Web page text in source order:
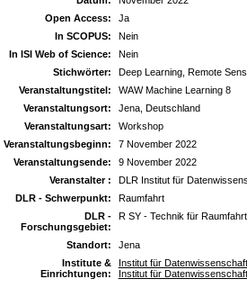
Open Access:
Ja
In SCOPUS:
Nein
In ISI Web of Science:
Nein
Stichwörter:
Deep Learning, Remote
Veranstaltungstitel:
WAW Machine Learning 8
Veranstaltungsort:
Jena, Deutschland
Veranstaltungsart:
Workshop
Veranstaltungsbeginn:
7 November 2022
Veranstaltungsende:
9 November 2022
Veranstalter :
DLR Institut für
DLR - Schwerpunkt:
Raumfahrt
DLR -
Forschungsgebiet:
R SY - Technik für
Standort:
Jena
Institute &
Einrichtungen:
Institut für
Institut für